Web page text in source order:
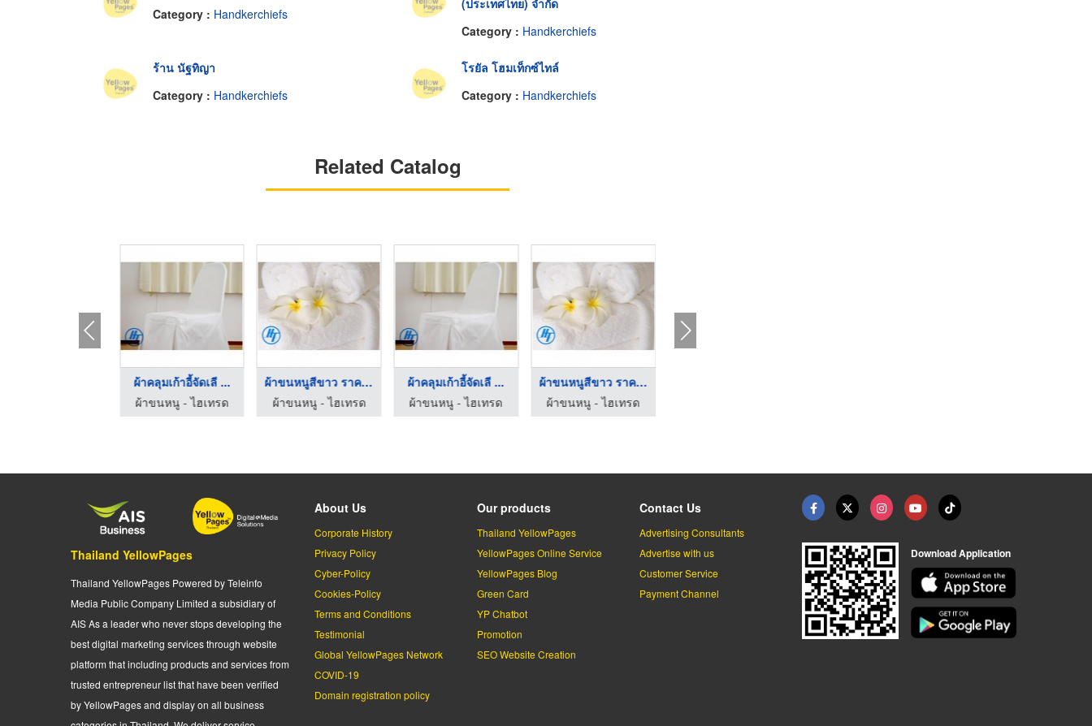
Category : Handkerchiefs
(ประเทศไทย) จำกัด
Category : Handkerchiefs
ร้าน นัฐทิญา
Category : Handkerchiefs
โรยัล โฮมเท็กซ์ไทล์
Category : Handkerchiefs
Related Catalog
ผ้าคลุมเก้าอี้จัดเลี ...
ผ้าขนหนู - ไฮเทรด
ผ้าขนหนูสีขาว ราคาส่ ...
ผ้าขนหนู - ไฮเทรด
ผ้าคลุมเก้าอี้จัดเลี ...
ผ้าขนหนู - ไฮเทรด
ผ้าขนหนูสีขาว ราคาส่ ...
ผ้าขนหนู - ไฮเทรด
Thailand YellowPages
Thailand YellowPages Powered by Teleinfo
Media Public Company Limited a subsidiary of
AIS As a leader who never stops developing the
best digital marketing services through website
platform that including products and services from
trusted entrepreneur list that have been verified
by YellowPages and display on all business
About Us
Corporate History
Privacy Policy
Cyber-Policy
Cookies-Policy
Terms and Conditions
Testimonial
Global YellowPages Network
COVID-19
Domain registration policy
Our products
Thailand YellowPages
YellowPages Online Service
YellowPages Blog
Green Card
YP Chatbot
Promotion
SEO Website Creation
Contact Us
Advertising Consultants
Advertise with us
Customer Service
Payment Channel
Download Application